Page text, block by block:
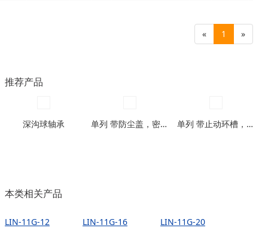
« 1 »
推荐产品
深沟球轴承 单列 带防尘盖，密封圈型 单列 带止动环槽，带止动环槽及防尘盖型
本类相关产品
LIN-11G-12 LIN-11G-16
LIN-11G-20